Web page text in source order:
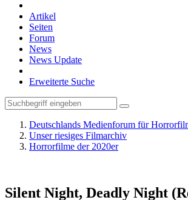
Artikel
Seiten
Forum
News
News Update
Erweiterte Suche
Deutschlands Medienforum für
Unser riesiges Filmarchiv
Horrorfilme der 2020er
Silent Night, Deadly Night